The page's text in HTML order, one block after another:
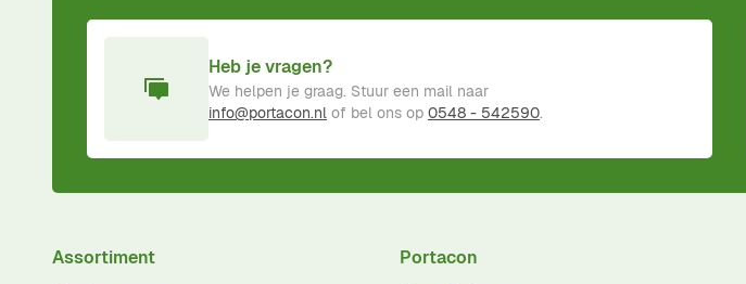
Heb je vragen?
We helpen je graag. Stuur een mail naar
info@portacon.nl of bel ons op 0548 - 542590.
Assortiment
Portacon